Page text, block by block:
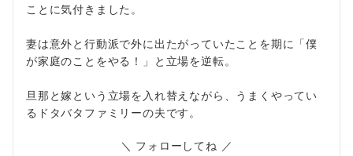
ことに気付きました。
妻は意外と行動派で外に出たがっていたことを期に「僕
が家庭のことをやる！」と立場を逆転。
旦那と嫁という立場を入れ替えながら、うまくやってい
るドタバタファミリーの夫です。
＼ フォローしてね ／